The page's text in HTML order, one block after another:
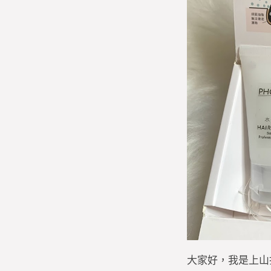
大家好，我是上